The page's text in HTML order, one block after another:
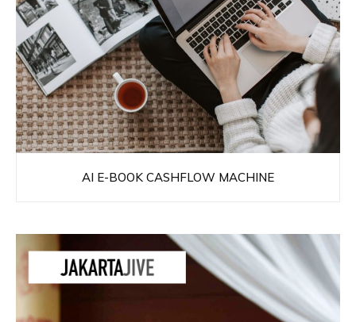
AI E-BOOK CASHFLOW MACHINE